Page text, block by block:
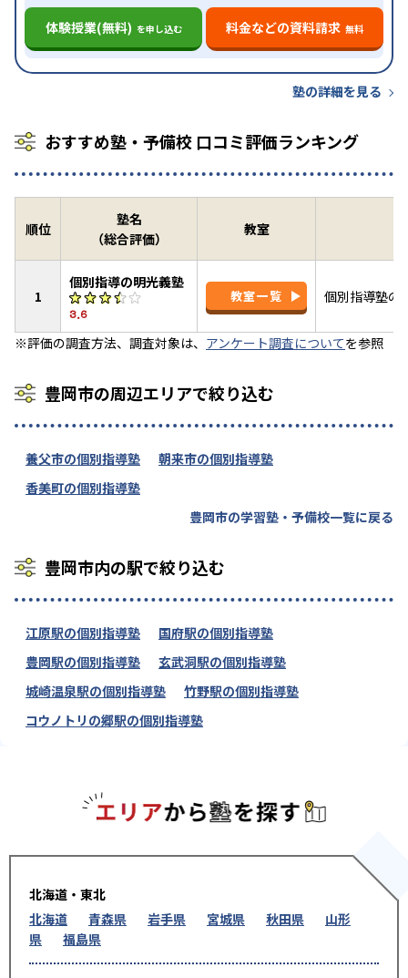
体験授業(無料) を申し込む 料金などの資料請求 無料
塾の詳細を見る
おすすめ塾・予備校 口コミ評価ランキング
順位
塾名
（総合評価）
教室
1
個別指導の明光義塾
3.6
教室一覧 個別指導塾の
※評価の調査方法、調査対象は、 アンケート調査についてを参照
豊岡市の周辺エリアで絞り込む
養父市の個別指導塾
朝来市の個別指導塾
香美町の個別指導塾
豊岡市の学習塾・予備校一覧に戻る
豊岡市内の駅で絞り込む
江原駅の個別指導塾
国府駅の個別指導塾
豊岡駅の個別指導塾
玄武洞駅の個別指導塾
城崎温泉駅の個別指導塾
竹野駅の個別指導塾
コウノトリの郷駅の個別指導塾
北海道・東北
北海道
青森県 岩手県 宮城県 秋田県
山形
県
福島県